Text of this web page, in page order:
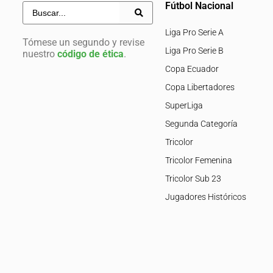
Tómese un segundo y revise
nuestro código de ética.
Fútbol Nacional
Liga Pro Serie A
Liga Pro Serie B
Copa Ecuador
Copa Libertadores
SuperLiga
Segunda Categoría
Tricolor
Tricolor Femenina
Tricolor Sub 23
Jugadores Históricos